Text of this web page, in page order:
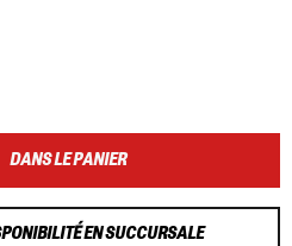
DANS LE PANIER
EN SUCCURSALE